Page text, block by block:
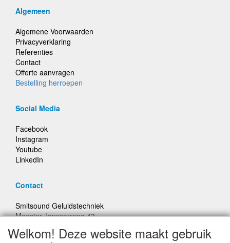
Algemeen
Algemene Voorwaarden
Privacyverklaring
Referenties
Contact
Offerte aanvragen
Bestelling herroepen
Social Media
Facebook
Instagram
Youtube
LinkedIn
Contact
Smitsound Geluidstechniek
Meester Janssenweg 43
E-mail: info@smitsound.nl
Welkom! Deze website maakt gebruik